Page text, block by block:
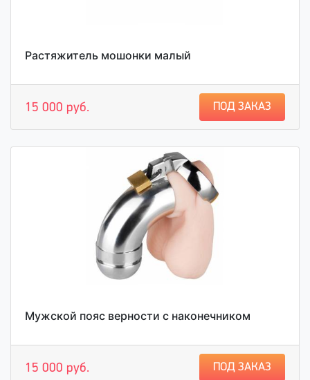
Растяжитель мошонки малый
15 000 руб. ПОД ЗАКАЗ
Мужской пояс верности с наконечником
15 000 руб. ПОД ЗАКАЗ